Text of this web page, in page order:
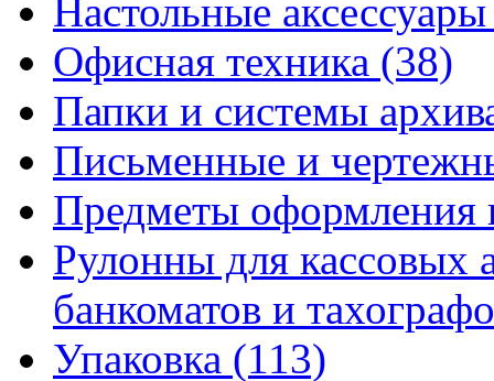
Настольные
Офисная техника (38)
Папки и системы
Письменные и
Предметы оформления
Рулонны для кассовых
банкоматов и
Упаковка (113)